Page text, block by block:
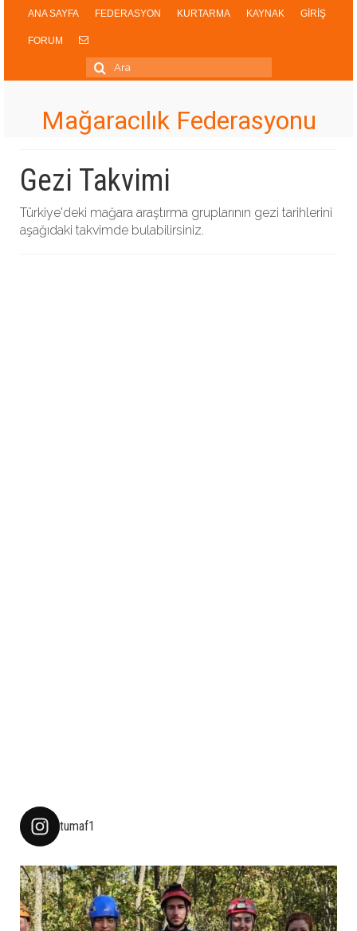
ANA SAYFA FEDERASYON KURTARMA KAYNAK GİRİŞ
FORUM
Şunu
ara:
Mağaracılık Federasyonu
Gezi Takvimi
Türkiye'deki mağara araştırma gruplarının gezi tarihlerini
aşağıdaki takvimde bulabilirsiniz.
tumaf1